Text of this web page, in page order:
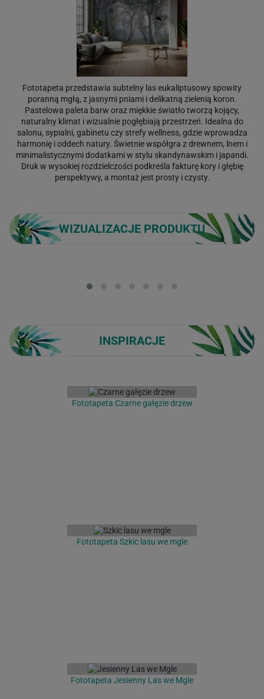
Fototapeta przedstawia subtelny las eukaliptusowy spowity
poranną mgłą, z jasnymi pniami i delikatną zielenią koron.
Pastelowa paleta barw oraz miękkie światło tworzą kojący,
naturalny klimat i wizualnie pogłębiają przestrzeń. Idealna do
salonu, sypialni, gabinetu czy strefy wellness, gdzie wprowadza
harmonię i oddech natury. Świetnie współgra z drewnem, lnem i
minimalistycznymi dodatkami w stylu skandynawskim i japandi.
Druk w wysokiej rozdzielczości podkreśla fakturę kory i głębię
perspektywy, a montaż jest prosty i czysty.
WIZUALIZACJE PRODUKTU
INSPIRACJE
Fototapeta Czarne gałęzie drzew
Fototapeta Szkic lasu we mgle
Fototapeta Jesienny Las we Mgle